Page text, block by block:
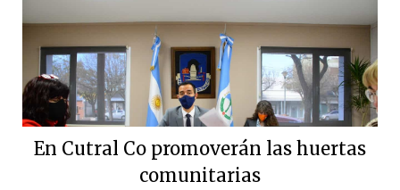
En Cutral Co promoverán las huertas
comunitarias